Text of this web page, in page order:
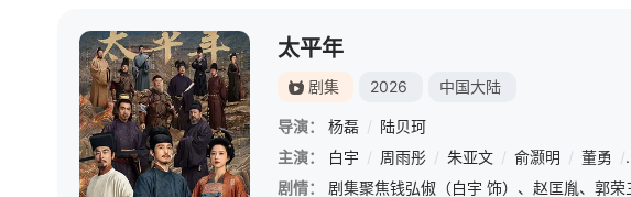
太平年
剧集 2026 中国大陆
导演： 杨磊 / 陆贝珂
主演：
白宇 / 周雨彤 / 朱亚文 / 俞灏明 / 董勇 /
剧情：